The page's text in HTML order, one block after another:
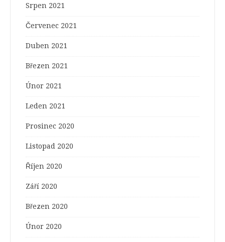
Srpen 2021
Červenec 2021
Duben 2021
Březen 2021
Únor 2021
Leden 2021
Prosinec 2020
Listopad 2020
Říjen 2020
Září 2020
Březen 2020
Únor 2020